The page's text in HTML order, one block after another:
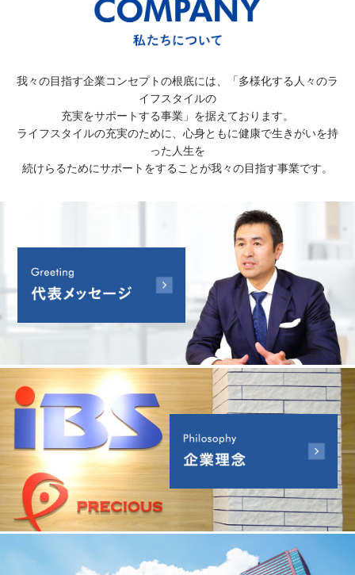
我々の目指す企業コンセプトの根底には、「多様化する人々のラ
イフスタイルの
充実をサポートする事業」を据えております。
ライフスタイルの充実のために、心身ともに健康で生きがいを持
った人生を
続けらるためにサポートをすることが我々の目指す事業です。